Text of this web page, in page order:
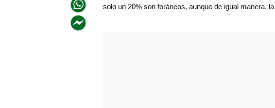
solo un 20% son foráneos, aunque de igual manera,